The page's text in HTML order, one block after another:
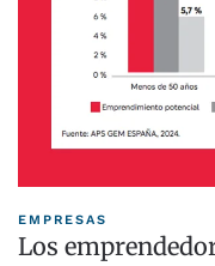
EMPRESAS
Los